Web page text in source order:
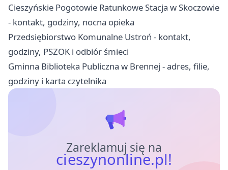
Cieszyńskie Pogotowie Ratunkowe Stacja w Skoczowie
- kontakt, godziny, nocna opieka
Przedsiębiorstwo Komunalne Ustroń - kontakt,
godziny, PSZOK i odbiór śmieci
Gminna Biblioteka Publiczna w Brennej - adres, filie,
godziny i karta czytelnika
Zareklamuj się na
cieszynonline.pl!